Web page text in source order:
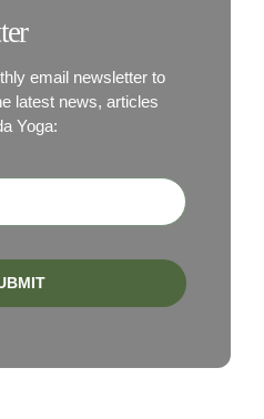
email newsletter to
latest news, articles
Yoga: